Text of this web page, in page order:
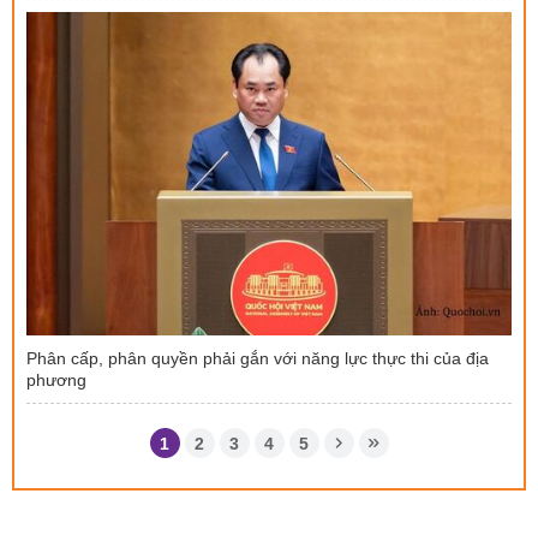
Phân cấp, phân quyền phải gắn với năng lực thực thi của địa
phương
1 2 3 4 5